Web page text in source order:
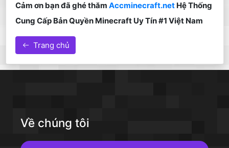
Cảm ơn bạn đã ghé thămAccminecraft.net Hệ Thống
Cung Cấp Bản Quyền Minecraft Uy Tín #1 Việt Nam
Trang chủ
Về chúng tôi